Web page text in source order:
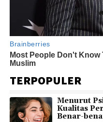
TERPOPULER
Menurut
Kualitas
Benar-